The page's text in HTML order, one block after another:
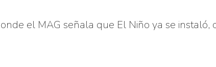
el MAG señala que El Niño ya se